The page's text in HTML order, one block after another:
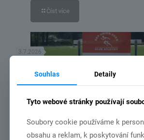
Číst více
DSC_2192
3.7.2026
Souhlas Detaily
Tyto webové stránky používají
Soubory cookie používáme k
obsahu a reklam, k poskytování